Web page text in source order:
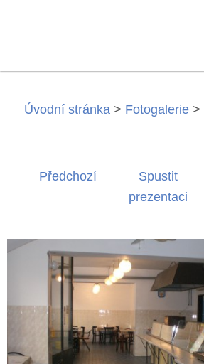
Úvodní stránka > Fotogalerie >
Předchozí
Spustit
prezentaci